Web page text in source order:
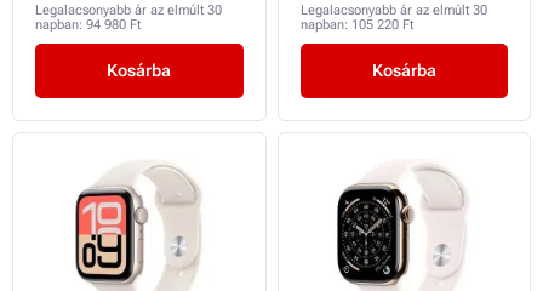
Legalacsonyabb ár az elmúlt 30
napban: 94 980 Ft
Kosárba
Legalacsonyabb ár az elmúlt 30
napban: 105 220 Ft
Kosárba